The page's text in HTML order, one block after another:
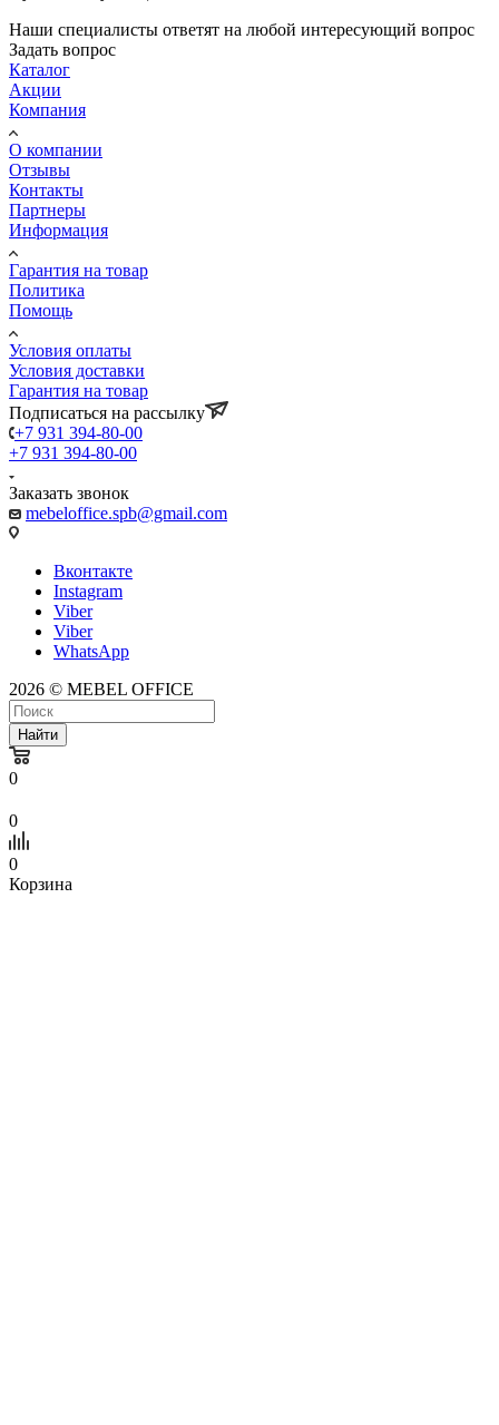
Наши специалисты ответят на любой интересующий вопрос
Задать вопрос
Каталог
Акции
Компания
О компании
Отзывы
Контакты
Партнеры
Информация
Гарантия на товар
Политика
Помощь
Условия оплаты
Условия доставки
Гарантия на товар
Подписаться на рассылку
+7 931 394-80-00
+7 931 394-80-00
Заказать звонок
mebeloffice.spb@gmail.com
Вконтакте
Instagram
Viber
Viber
WhatsApp
2026 © MEBEL OFFICE
Найти
0
0
0
Корзина